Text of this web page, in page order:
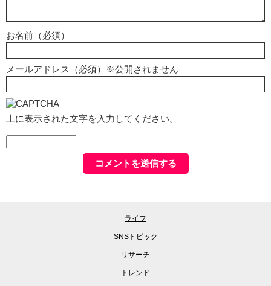
お名前（必須）
メールアドレス（必須）※公開されません
上に表示された文字を入力してください。
ライフ
SNSトピック
リサーチ
トレンド